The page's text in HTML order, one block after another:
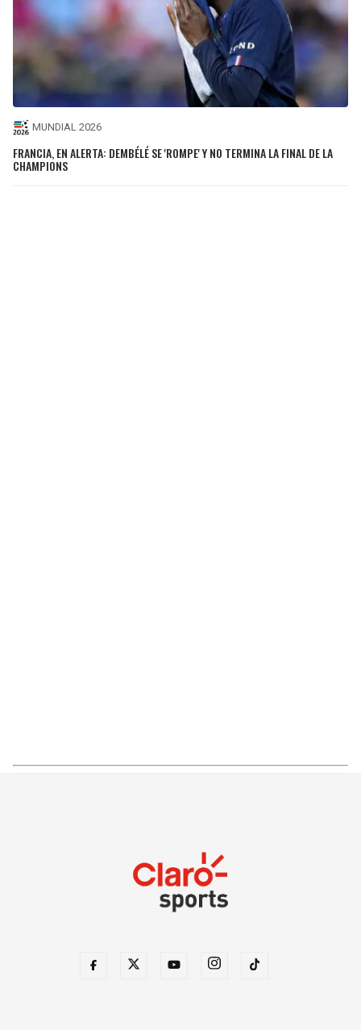
MUNDIAL 2026
FRANCIA, EN ALERTA: DEMBÉLÉ SE 'ROMPE' Y NO TERMINA LA FINAL DE LA
CHAMPIONS